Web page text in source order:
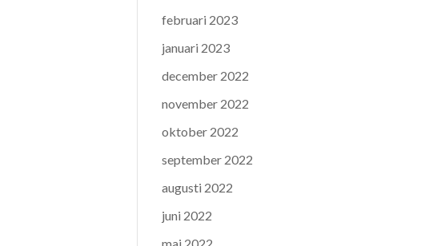
februari 2023
januari 2023
december 2022
november 2022
oktober 2022
september 2022
augusti 2022
juni 2022